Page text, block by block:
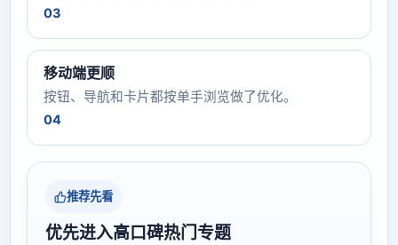
03
移动端更顺
按钮、导航和卡片都按单手浏览做了优化。
04
推荐先看
优先进入高口碑热门专题